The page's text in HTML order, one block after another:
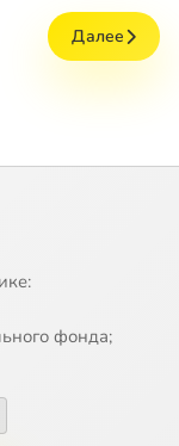
Далее
фонда;